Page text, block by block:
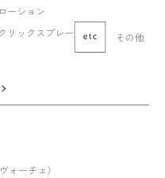
ーション
リックスプレー その他
ォーチェ）